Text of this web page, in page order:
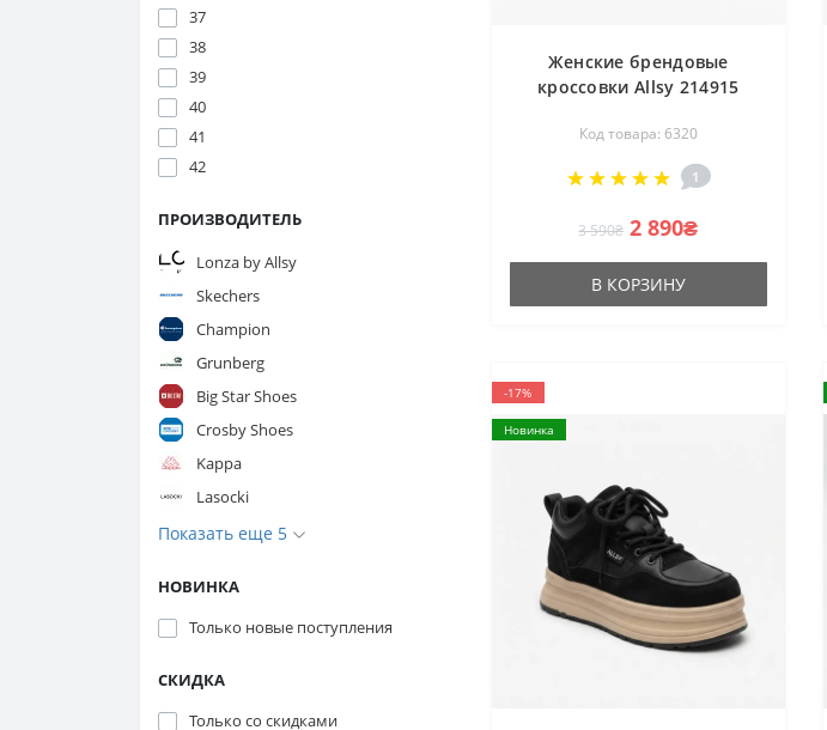
37
38
39
40
41
42
ПРОИЗВОДИТЕЛЬ
Lonza by Allsy
Skechers
Champion
Grunberg
Big Star Shoes
Crosby Shoes
Kappa
Lasocki
Показать еще 5
НОВИНКА
Только новые поступления
СКИДКА
Только со cкидками
Женские брендовые
кроссовки Allsy 214915
натуральной кожи в стиле
Balmain B-East
Код товара: 6320
1
3 590₴ 2 890₴
В КОРЗИНУ
-17%
Новинка